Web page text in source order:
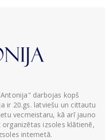
darbojas kopš
ir 20.gs. latviešu un cittautu
vecmeistaru, kā arī jauno
izsoles klātienē,
internetā.